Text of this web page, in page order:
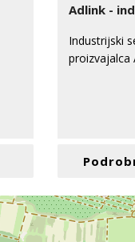
Adlink -
Industrijski
proizvajalca